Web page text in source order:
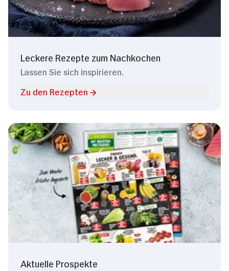
Leckere Rezepte zum Nachkochen
Lassen Sie sich inspirieren.
Zu den Rezepten
Aktuelle Prospekte